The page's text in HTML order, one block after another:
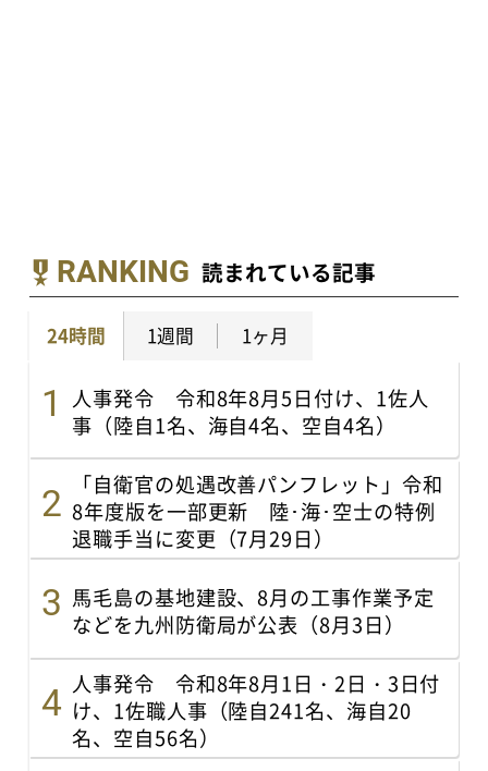
RANKING 読まれている記事
24時間 1週間 1ヶ月
人事発令 令和8年8月5日付け、1佐人
事（陸自1名、海自4名、空自4名）
「自衛官の処遇改善パンフレット」令和
8年度版を一部更新 陸･海･空士の特例
退職手当に変更（7月29日）
馬毛島の基地建設、8月の工事作業予定
などを九州防衛局が公表（8月3日）
人事発令 令和8年8月1日・2日・3日付
け、1佐職人事（陸自241名、海自20
名、空自56名）